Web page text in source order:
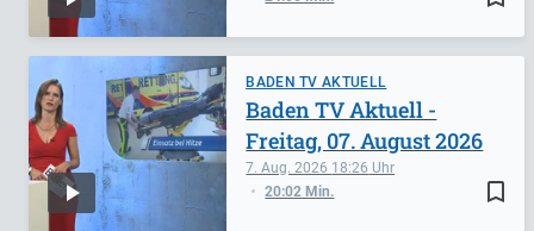
BADEN TV AKTUELL
bookmark_border
7. Aug. 2026 18:26
20:02 Min.
Baden TV Aktuell -
Freitag, 07. August 2026